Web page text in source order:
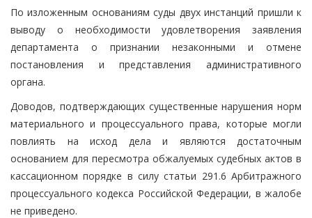
По изложенным основаниям суды двух инстанций пришли к
выводу о необходимости удовлетворения заявления
департамента о признании незаконными и отмене
постановления и представления административного
органа.
Доводов, подтверждающих существенные нарушения норм
материального и процессуального права, которые могли
повлиять на исход дела и являются достаточным
основанием для пересмотра обжалуемых судебных актов в
кассационном порядке в силу статьи 291.6 Арбитражного
процессуального кодекса Российской Федерации, в жалобе
не приведено.